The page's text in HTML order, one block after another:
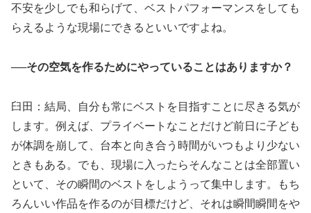
不安を少しでも和らげて、ベストパフォーマンスをしても
らえるような現場にできるといいですよね。
──その空気を作るためにやっていることはありますか？
臼田：結局、自分も常にベストを目指すことに尽きる気が
します。例えば、プライベートなことだけど前日に子ども
が体調を崩して、台本と向き合う時間がいつもより少ない
ときもある。でも、現場に入ったらそんなことは全部置い
といて、その瞬間のベストをしようって集中します。もち
ろんいい作品を作るのが目標だけど、それは瞬間瞬間をや